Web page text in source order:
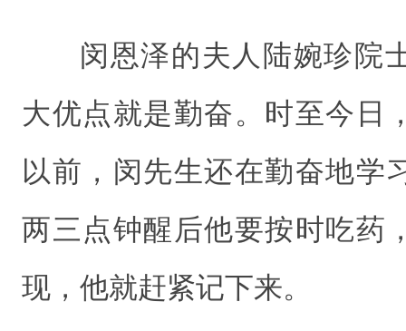
闵恩泽的夫人陆婉珍院
大优点就是勤奋。时至今日
以前，闵先生还在勤奋地学
两三点钟醒后他要按时吃药
现，他就赶紧记下来。